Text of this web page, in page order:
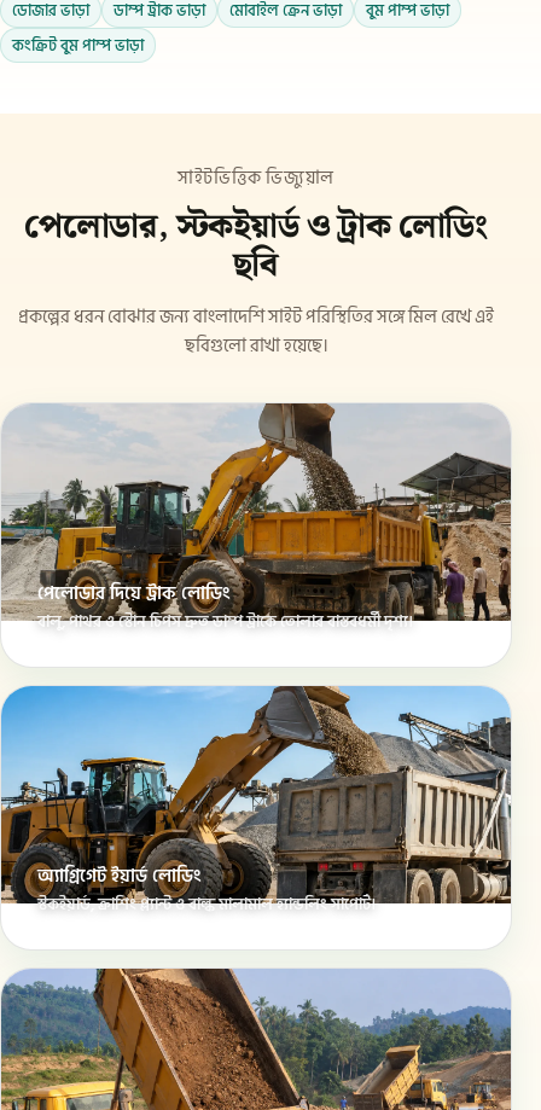
ডোজার ভাড়া ডাম্প ট্রাক ভাড়া মোবাইল ক্রেন ভাড়া
বুম পাম্প ভাড়া
কংক্রিট বুম পাম্প ভাড়া
সাইটভিত্তিক ভিজ্যুয়াল
পেলোডার, স্টকইয়ার্ড ও ট্রাক লোডিং
ছবি
প্রকল্পের ধরন বোঝার জন্য বাংলাদেশি সাইট পরিস্থিতির সঙ্গে মিল রেখে এই
ছবিগুলো রাখা হয়েছে।
পেলোডার দিয়ে ট্রাক লোডিং
বালু, পাথর ও স্টোন চিপস দ্রুত ডাম্প ট্রাকে তোলার বাস্তবধর্মী দৃশ্য।
অ্যাগ্রিগেট ইয়ার্ড লোডিং
স্টকইয়ার্ড, ক্রাশিং প্ল্যান্ট ও বাল্ক মালামাল হ্যান্ডলিং সাপোর্ট।